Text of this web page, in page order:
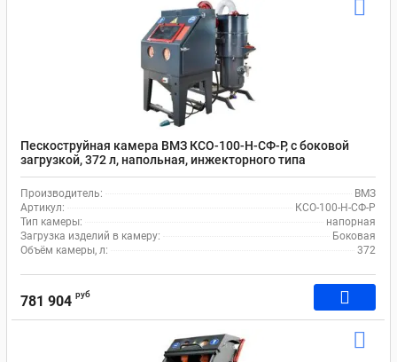
Пескоструйная камера ВМЗ КСО-100-Н-СФ-Р, с боковой
загрузкой, 372 л, напольная, инжекторного типа
Производитель:
ВМЗ
Артикул:
КСО-100-Н-СФ-Р
Тип камеры:
напорная
Загрузка изделий в камеру:
Боковая
Объём камеры, л:
372
781 904 руб